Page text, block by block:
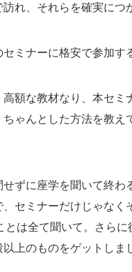
れ、それらを確実につ
ミナーに格安で参加す
額な教材なり、本セミ
ゃんとした方法を教え
ずに座学を聞いて終わ
セミナーだけじゃなく
は全て聞いて。さら
上のものをゲットしま